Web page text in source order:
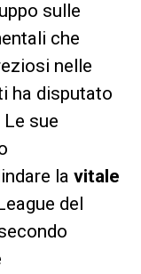
sulle
che
nelle
ha disputato
sue
la vitale
del